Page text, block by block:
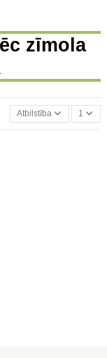
zīmola
Atbilstība 1